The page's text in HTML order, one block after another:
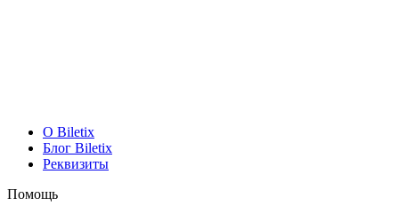
O Biletix
Блог Biletix
Реквизиты
Помощь